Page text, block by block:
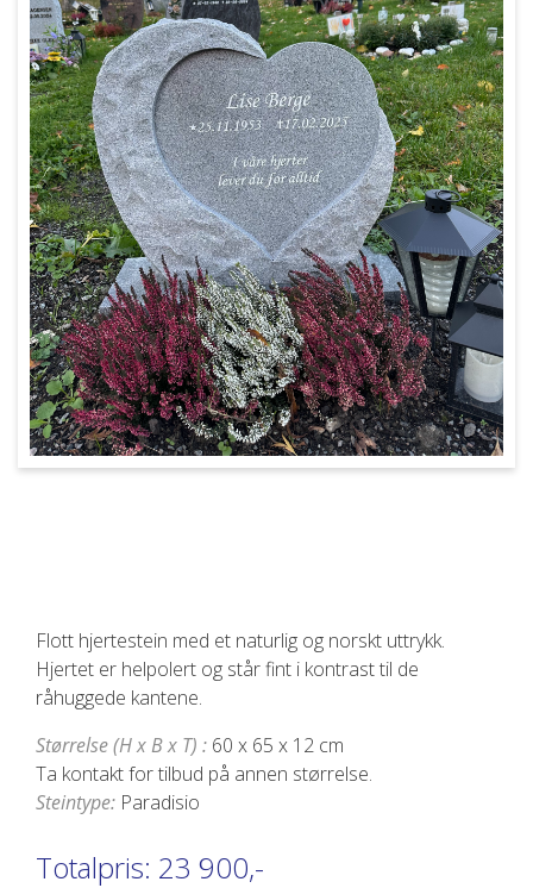
Flott hjertestein med et naturlig og norskt uttrykk.
Hjertet er helpolert og står fint i kontrast til de
råhuggede kantene.
Størrelse (H x B x T) : 60 x 65 x 12 cm
Ta kontakt for tilbud på annen størrelse.
Steintype: Paradisio
Totalpris: 23 900,-